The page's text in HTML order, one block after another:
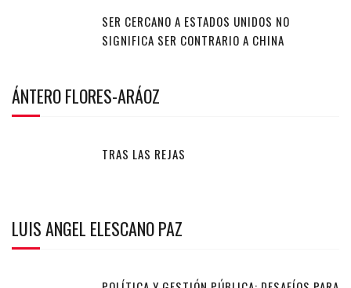
SER CERCANO A ESTADOS UNIDOS NO
SIGNIFICA SER CONTRARIO A CHINA
ÁNTERO FLORES-ARÁOZ
TRAS LAS REJAS
LUIS ANGEL ELESCANO PAZ